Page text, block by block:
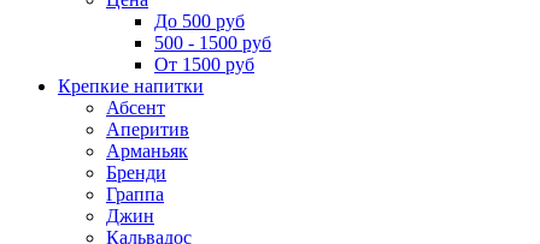
До 500 руб
500 - 1500 руб
От 1500 руб
Крепкие напитки
Абсент
Аперитив
Арманьяк
Бренди
Граппа
Джин
Кальвадос